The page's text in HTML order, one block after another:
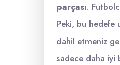
parçası.
Peki, bu hedefe
dahil etmeniz
sadece daha iyi